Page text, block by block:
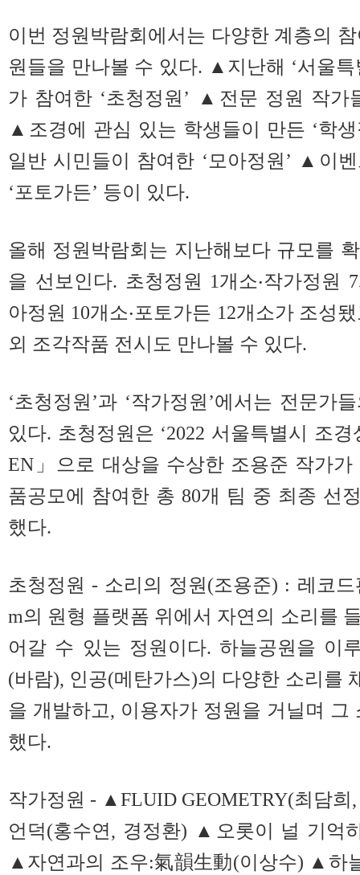
이번 정원박람회에서는 다양한 계층의
원들을 만나볼 수 있다. ▲지난해 ‘서울
가 참여한 ‘초청정원’ ▲전문 정원 작가
▲조경에 관심 있는 학생들이 만든 ‘학
일반 시민들이 참여한 ‘모아정원’ ▲이
‘포토가든’ 등이 있다.
올해 정원박람회는 지난해보다 규모를
을 선보인다. 초청정원 1개소‧작가정원
아정원 10개소‧포토가든 12개소가 조성
외 조각작품 전시도 만나볼 수 있다.
‘초청정원’과 ‘작가정원’에서는 전문가
있다. 초청정원은 ‘2022 서울특별시 조
EN」으로 대상을 수상한 조용준 작가
품공모에 참여한 총 80개 팀 중 최종 선
했다.
초청정원 - 소리의 정원(조용준) : 레코드
m의 원형 플랫폼 위에서 자연의 소리를
어갈 수 있는 정원이다. 하늘공원을 이
(바람), 인공(메탄가스)의 다양한 소리를
을 개발하고, 이용자가 정원을 거닐며 그
했다.
작가정원 - ▲FLUID GEOMETRY(최담
언덕(홍수연, 경정환) ▲오롯이 널 기억
▲자연과의 조우:氣韻生動(이상수) ▲하